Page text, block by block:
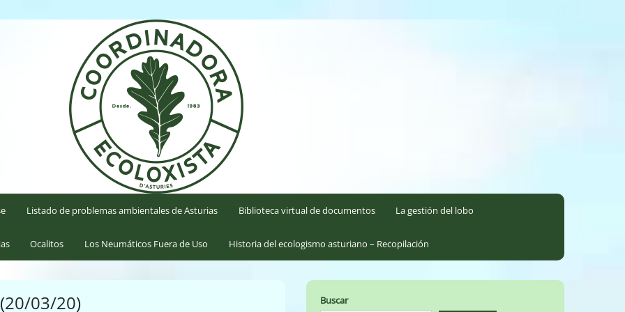
Listado de problemas ambientales de Asturias Biblioteca virtual de documentos La gestión del lobo
Ocalitos Los Neumáticos Fuera de Uso Historia del ecologismo asturiano – Recopilación
03/20) Buscar